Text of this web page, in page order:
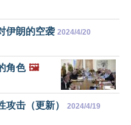
伊朗的空袭 2024/4/20
角色 🖼️
攻击（更新） 2024/4/19